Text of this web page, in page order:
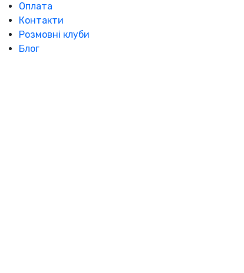
Оплата
Контакти
Розмовні клуби
Блог